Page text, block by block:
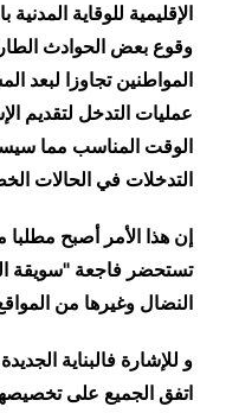
الإقليمية للوقاية
وقوع بعض الحوادث
المواطنين تجاوزا لبعد
عمليات التدخل لتقديم
الوقت المناسب مما
التدخلات في الحالات
إن هذا الأمر أصبح مطلبا
تستحضر فاجعة "سويقة
النضال وغيرها من
و للإشارة فالبناية
اتفق الجميع على